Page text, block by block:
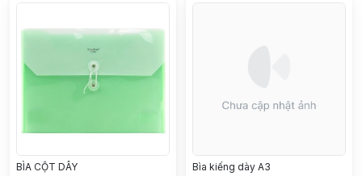
BÌA CỘT DÂY
Bìa kiếng dày A3